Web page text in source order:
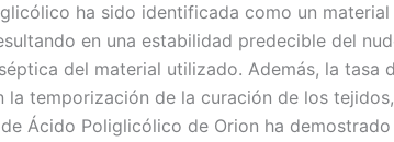
Teléfono
Nombre De Empresa
ha sido identificada como un
en una estabilidad predecible del
del material utilizado. Además, la
la temporización de la curación de los
Ácido Poliglicólico de Orion ha